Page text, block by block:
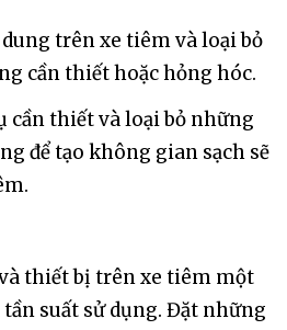
trên xe tiêm và loại bỏ
cần thiết hoặc hỏng hóc.
cần thiết và loại bỏ những
để tạo không gian sạch sẽ
và thiết bị trên xe tiêm một
suất sử dụng. Đặt những